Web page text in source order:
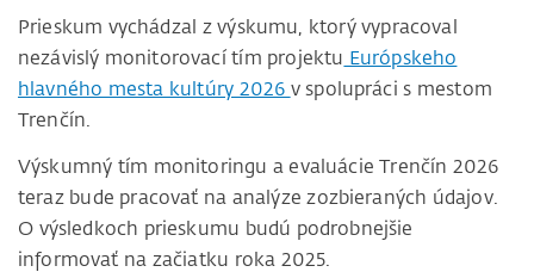
Prieskum vychádzal z výskumu, ktorý vypracoval
nezávislý monitorovací tím projektu Európskeho
hlavného mesta kultúry 2026 v spolupráci s mestom
Trenčín.
Výskumný tím monitoringu a evaluácie Trenčín 2026
teraz bude pracovať na analýze zozbieraných údajov.
O výsledkoch prieskumu budú podrobnejšie
informovať na začiatku roka 2025.